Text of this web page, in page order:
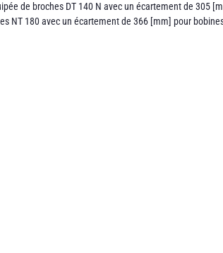
de broches DT 140 N avec un écartement de 305
NT 180 avec un écartement de 366 [mm] pour